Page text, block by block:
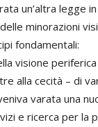
un’altra legge
minorazioni
fondamentali:
visione
alla cecità – di
varata una
e ricerca per la